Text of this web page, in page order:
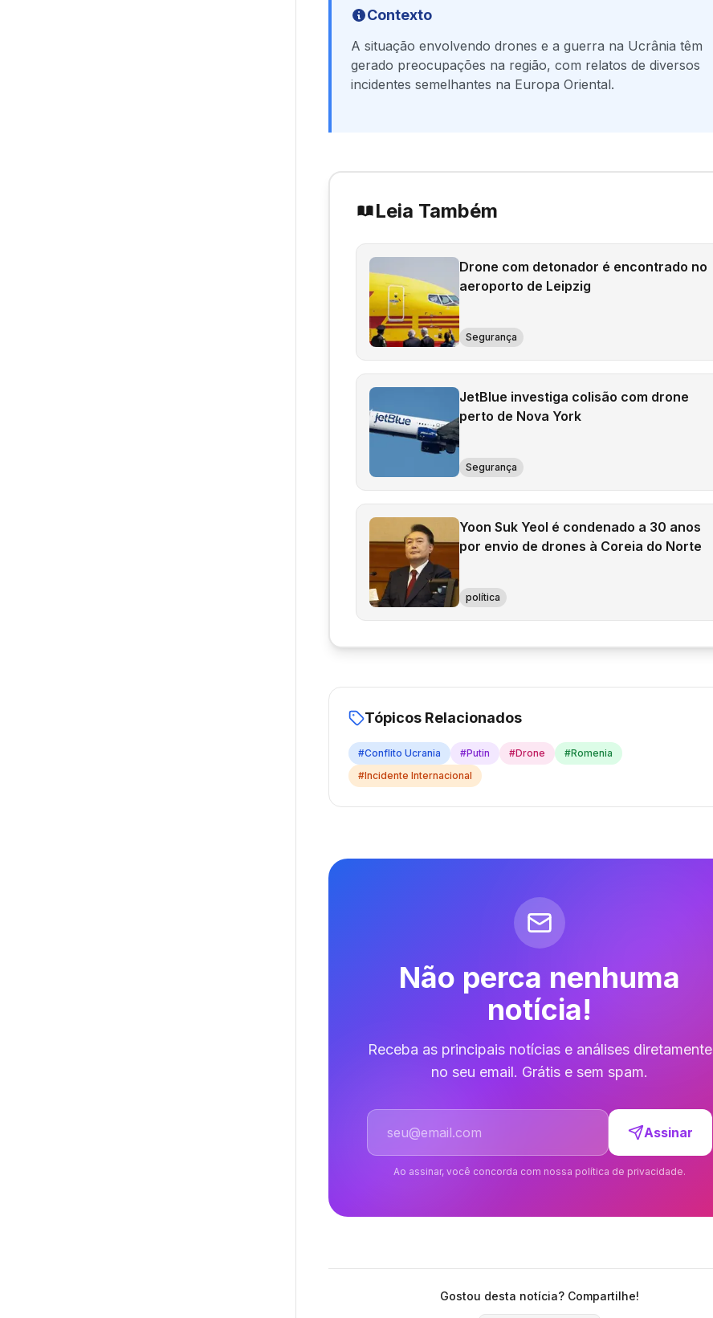
Contexto
A situação envolvendo drones e a guerra na Ucrânia têm
gerado preocupações na região, com relatos de diversos
incidentes semelhantes na Europa Oriental.
Leia Também
Drone com detonador é encontrado no
aeroporto de Leipzig
Segurança
JetBlue investiga colisão com drone
perto de Nova York
Segurança
Yoon Suk Yeol é condenado a 30 anos
por envio de drones à Coreia do Norte
política
Tópicos Relacionados
#Conflito Ucrania #Putin #Drone #Romenia
#Incidente Internacional
Não perca nenhuma
notícia!
Receba as principais notícias e análises diretamente
no seu email. Grátis e sem spam.
Endereço de email
Assinar
Ao assinar, você concorda com nossa política de privacidade.
Gostou desta notícia? Compartilhe!